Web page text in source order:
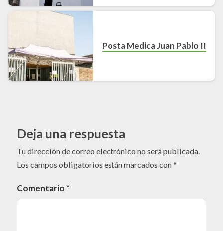
Posta Medica Juan Pablo II
Deja una respuesta
Tu dirección de correo electrónico no será publicada.
Los campos obligatorios están marcados con*
Comentario *